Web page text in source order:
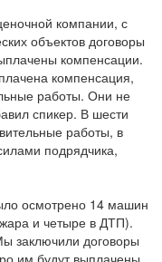
компании, с
объектов договоры
компенсации.
компенсация,
работы. Они не
спикер. В шести
работы, в
подрядчика,
осмотрено 14 машин
и четыре в ДТП).
заключили договоры